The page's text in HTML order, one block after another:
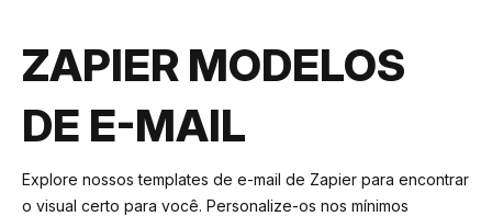
ZAPIER MODELOS
DE E-MAIL
Explore nossos templates de e-mail de Zapier para encontrar
o visual certo para você. Personalize-os nos mínimos